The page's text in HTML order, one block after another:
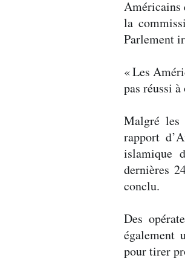
Américains
la
Parlement
«Les
pas réussi
Malgré les
rapport
islamique
dernières
conclu.
Des
également
pour tirer